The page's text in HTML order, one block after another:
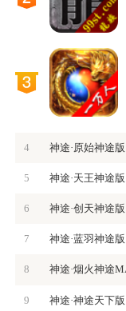
4 神途·原始神途版
5 神途·天王神途版
6 神途·创天神途版
7 神途·蓝羽神途版
8 神途·烟火神途
9 神途·神途天下版